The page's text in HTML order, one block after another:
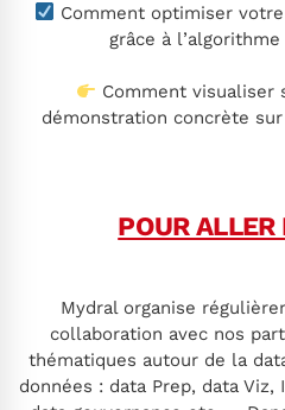
Comment optimiser
grâce à
Comment visualiser
démonstration concrète sur
POUR ALLER
Mydral organise
collaboration avec nos
thématiques autour de la
données : data Prep, data